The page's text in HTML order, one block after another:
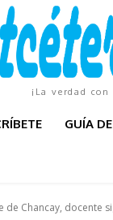
¡La verdad
GUÍA
Chancay, docente